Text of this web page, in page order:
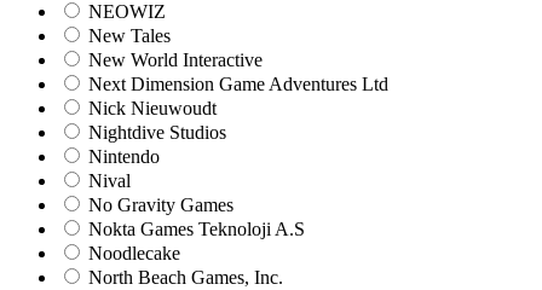
NEOWIZ
New Tales
New World Interactive
Next Dimension Game Adventures Ltd
Nick Nieuwoudt
Nightdive Studios
Nintendo
Nival
No Gravity Games
Nokta Games Teknoloji A.S
Noodlecake
North Beach Games, Inc.